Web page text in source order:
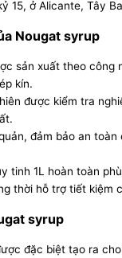
15, ở Alicante, Tây
Nougat syrup
sản xuất theo công
kín.
được kiểm tra
đảm bảo an
tinh 1L hoàn toàn
thời hỗ trợ tiết kiệm
syrup
đặc biệt tạo ra